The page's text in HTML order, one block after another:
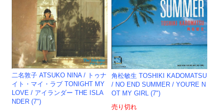
二名敦子 ATSUKO NINA / トゥナ
イト・マイ・ラブ TONIGHT MY
LOVE / アイランダー THE ISLA
NDER (7")
角松敏生 TOSHIKI KADOMATSU
/ NO END SUMMER / YOU'RE N
OT MY GIRL (7")
売り切れ